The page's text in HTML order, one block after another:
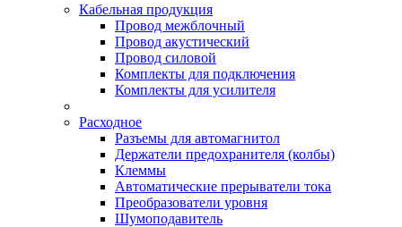
Кабельная продукция
Провод межблочный
Провод акустический
Провод силовой
Комплекты для подключения
Комплекты для усилителя
Расходное
Разъемы для автомагнитол
Держатели предохранителя (колбы)
Клеммы
Автоматические прерыватели тока
Преобразователи уровня
Шумоподавитель